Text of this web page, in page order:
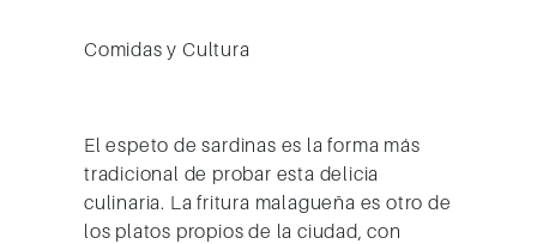
Comidas y Cultura
El espeto de sardinas es la forma más
tradicional de probar esta delicia
culinaria. La fritura malagueña es otro de
los platos propios de la ciudad, con